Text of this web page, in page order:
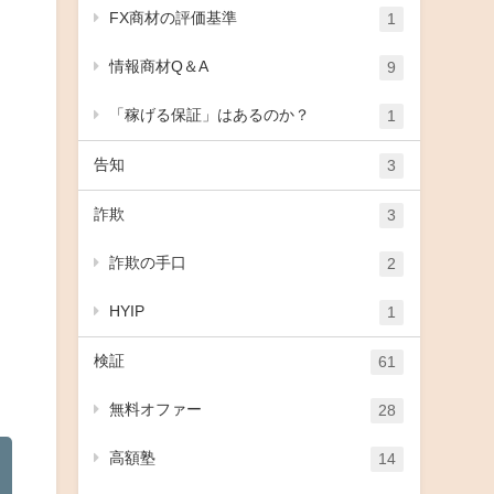
FX商材の評価基準 1
情報商材Q＆A 9
「稼げる保証」はあるのか？ 1
告知 3
詐欺 3
詐欺の手口 2
HYIP 1
検証 61
無料オファー 28
高額塾 14